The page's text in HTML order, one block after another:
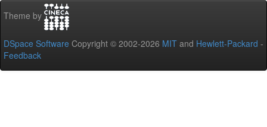
Theme by
DSpace Software Copyright © 2002-2026 MIT and Hewlett-Packard -
Feedback